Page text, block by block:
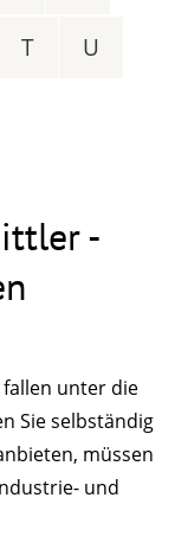
T U
-
unter die
Sie selbständig
müssen
und